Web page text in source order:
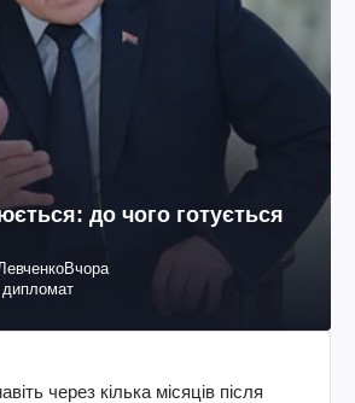
до чого готується
Вчора
дипломат
через кілька місяців після